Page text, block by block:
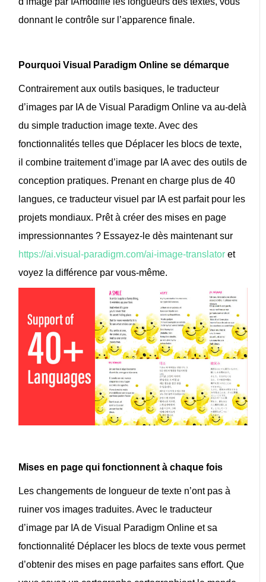
donnant le contrôle sur l’apparence finale.
Pourquoi Visual Paradigm Online se démarque
Contrairement aux outils basiques, le traducteur
d’images par IA de Visual Paradigm Online va au-delà
du simpletraduction image texte. Avec des
fonctionnalités telles que Déplacer les blocs de texte,
il combinetraitement d’image par IAavec des outils de
conception pratiques. Prenant en charge plus de 40
langues, cetraducteur visuel par IAest parfait pour les
projets mondiaux. Prêt à créer des mises en page
impressionnantes ? Essayez-le dès maintenant sur
https://ai.visual-paradigm.com/ai-image-translator et
voyez la différence par vous-même.
Mises en page qui fonctionnent à chaque fois
Les changements de longueur de texte n’ont pas à
ruiner vos images traduites. Avec le traducteur
d’image par IA de Visual Paradigm Online et sa
fonctionnalité Déplacer les blocs de texte vous permet
d’obtenir des mises en page parfaites sans effort. Que